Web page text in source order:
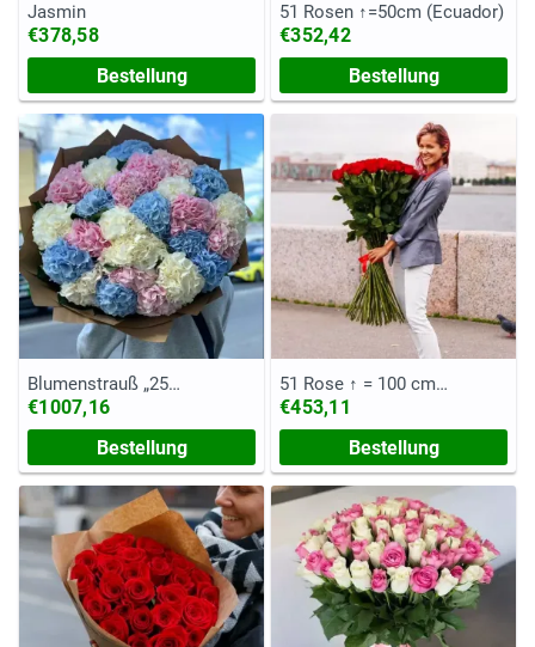
Jasmin
€378,58
Bestellung
51 Rosen ↑=50cm (Ecuador)
€352,42
Bestellung
Blumenstrauß „25
Hortensien“
€1007,16
Bestellung
51 Rose ↑ = 100 cm
(Ecuador)
€453,11
Bestellung